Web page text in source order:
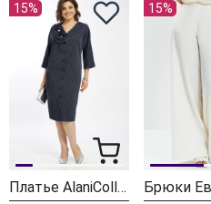
15%
Платье AlaniCollection 2601 синий в полоску
15%